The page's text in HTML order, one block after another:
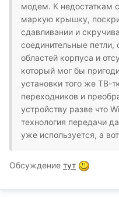
модем. К недостаткам
маркую крышку,
сдавливании и
соединительные петли,
областей корпуса и
который мог бы
установки того же ТВ-
переходников и
устройству разве что
технология передачи
уже используется, а
Обсуждение тут